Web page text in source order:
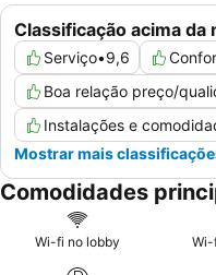
Classificação acima da
Serviço•9,6
Boa relação preço/
Instalações e
Mostrar mais
Comodidades
Wi-fi no lobby Wi-